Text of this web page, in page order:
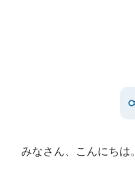
みなさん、こんにちは